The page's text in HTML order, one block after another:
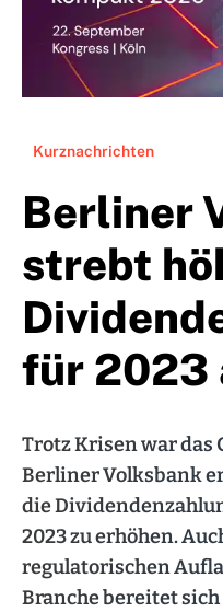
Kurznachrichten
Berliner
strebt
für 2023
Trotz Krisen war das
Berliner Volksbank
die
2023 zu erhöhen.
regulatorischen
Branche bereitet sich